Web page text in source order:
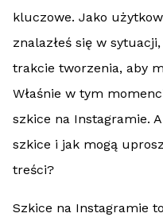
kluczowe. Jako
znalazłeś się w
trakcie tworzenia, aby
Właśnie w tym
szkice na Instagramie.
szkice i jak mogą
treści?
Szkice na Instagramie